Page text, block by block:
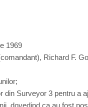
1969
Richard F.
din Surveyor 3 pentru a
dovedind ca au fost